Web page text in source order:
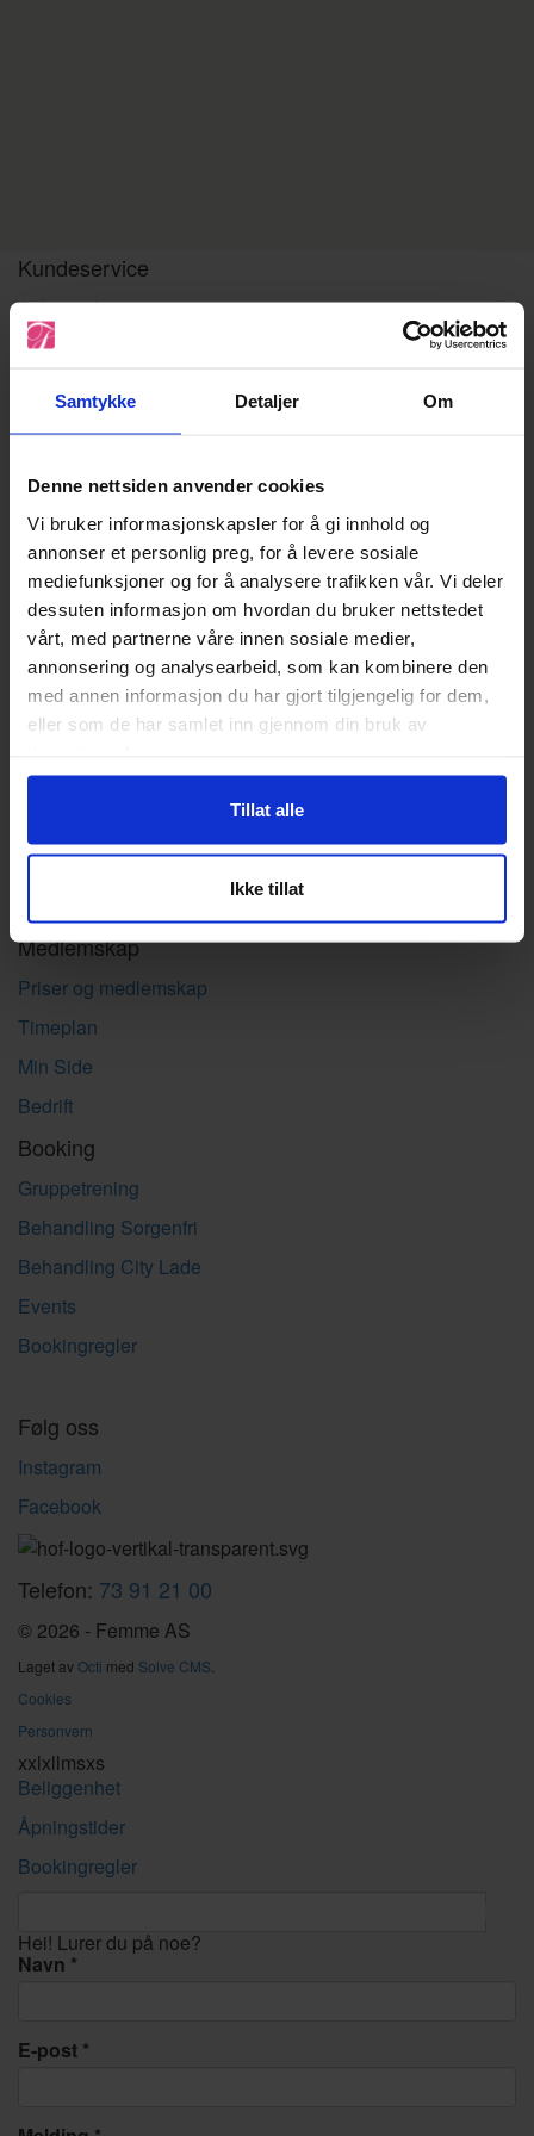
Samtykke Detaljer Om
Denne nettsiden anvender cookies
Vi bruker informasjonskapsler for å gi innhold og
annonser et personlig preg, for å levere sosiale
mediefunksjoner og for å analysere trafikken vår. Vi deler
dessuten informasjon om hvordan du bruker nettstedet
vårt, med partnerne våre innen sosiale medier,
annonsering og analysearbeid, som kan kombinere den
med annen informasjon du har gjort tilgjengelig for dem,
eller som de har samlet inn gjennom din bruk av
Tillat alle
Ikke tillat
Kundeservice
Beliggenhet
Parkering
Kontakt oss
Ny på HoF
Jobb på HoF
Ledige stillinger
Om oss
Boka «Frisk Graviditet»
Medlemskap
Priser og medlemskap
Timeplan
Min Side
Bedrift
Booking
Gruppetrening
Behandling Sorgenfri
Behandling City Lade
Events
Bookingregler
Følg oss
Instagram
Facebook
Telefon: 73 91 21 00
© 2026 - Femme AS
Laget avOcti med Solve CMS
Cookies
Personvern
xxlxllmsxs
Beliggenhet
Åpningstider
Bookingregler
Hei! Lurer du på noe?
Navn
E-post